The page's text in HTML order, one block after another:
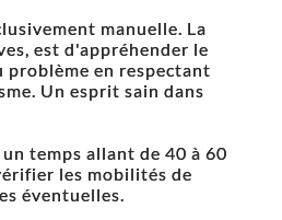
manuelle. La
est d'appréhender le
problème en respectant
Un esprit sain dans
temps allant de 40 à 60
les mobilités de
éventuelles.